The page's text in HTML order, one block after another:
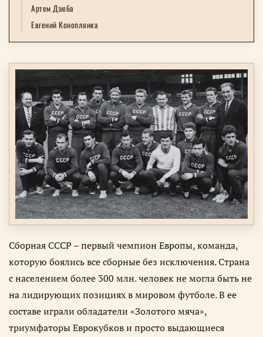
Артем Дзюба
Евгений Коноплянка
Сборная СССР – первый чемпион Европы, команда,
которую боялись все сборные без исключения. Страна
с населением более 300 млн. человек не могла быть не
на лидирующих позициях в мировом футболе. В ее
составе играли обладатели «Золотого мяча»,
триумфаторы Еврокубков и просто выдающиеся